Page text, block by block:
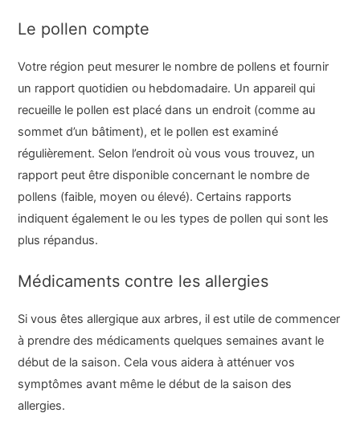
Le pollen compte
Votre région peut mesurer le nombre de pollens et fournir
un rapport quotidien ou hebdomadaire. Un appareil qui
recueille le pollen est placé dans un endroit (comme au
sommet d’un bâtiment), et le pollen est examiné
régulièrement. Selon l’endroit où vous vous trouvez, un
rapport peut être disponible concernant le nombre de
pollens (faible, moyen ou élevé). Certains rapports
indiquent également le ou les types de pollen qui sont les
plus répandus.
Médicaments contre les allergies
Si vous êtes allergique aux arbres, il est utile de commencer
à prendre des médicaments quelques semaines avant le
début de la saison. Cela vous aidera à atténuer vos
symptômes avant même le début de la saison des
allergies.